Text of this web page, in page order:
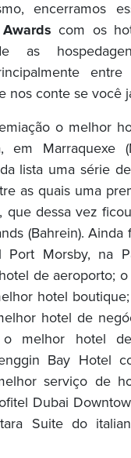
encerramos
com os
as
nos conte se você
o melhor
em Marraquexe
lista uma série
as quais uma
que dessa vez
(Bahrein).
Port Morsby, na
de aeroporto; o
hotel
hotel de
o melhor hotel
Bay Hotel
serviço de
Dubai
Suite do